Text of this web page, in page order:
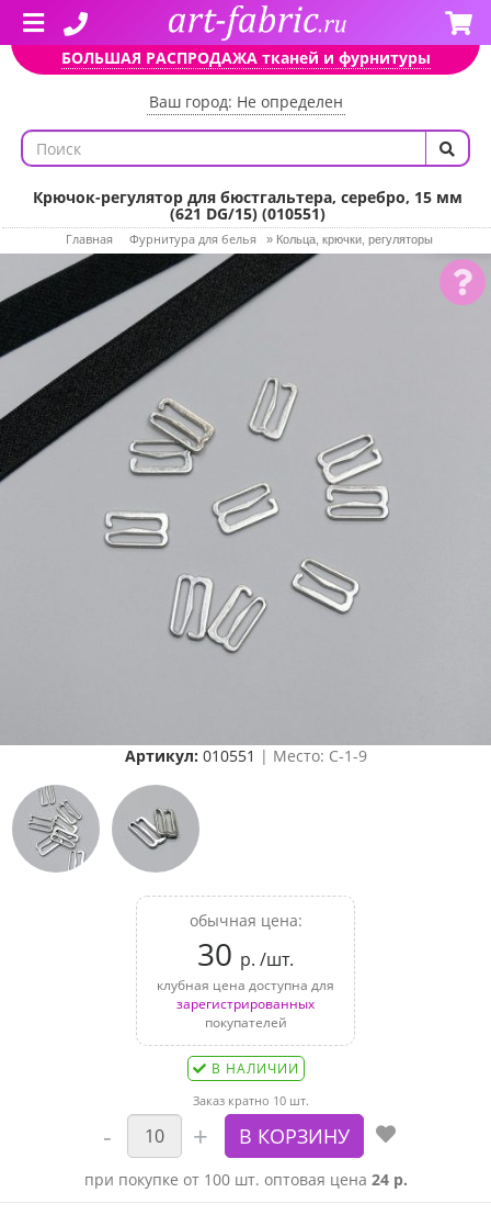
БОЛЬШАЯ РАСПРОДАЖА тканей и фурнитуры
Ваш город: Не определен
Крючок-регулятор для бюстгальтера, серебро, 15 мм
(621 DG/15) (010551)
Главная Фурнитура для белья » Кольца, крючки, регуляторы
Артикул: 010551 | Место: C-1-9
обычная цена:
30 р. /шт.
клубная цена доступна для
зарегистрированных
покупателей
В НАЛИЧИИ
Заказ кратно 10 шт.
при покупке от 100 шт. оптовая цена 24 р.